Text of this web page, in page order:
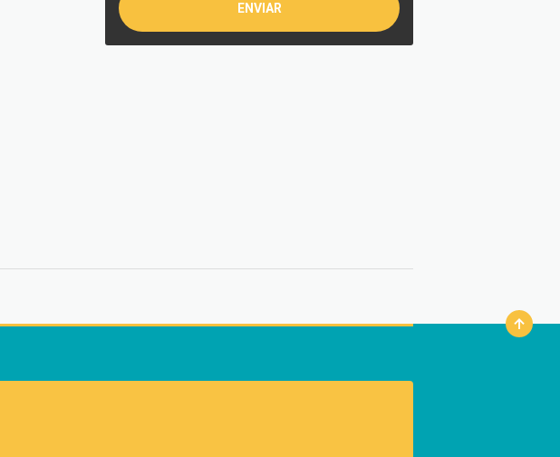
ENVIAR